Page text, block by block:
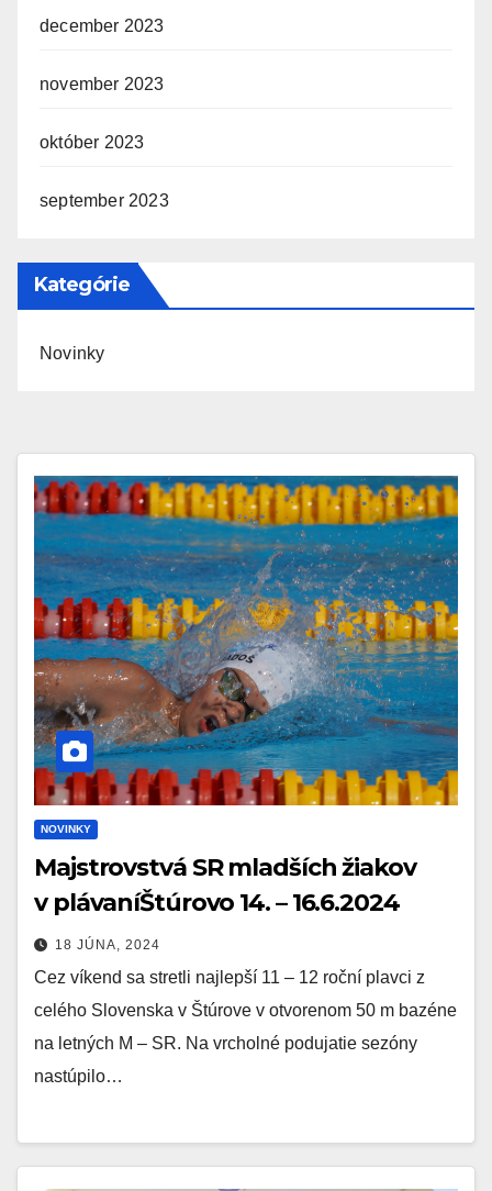
december 2023
november 2023
október 2023
september 2023
Kategórie
Novinky
NOVINKY
Majstrovstvá SR mladších žiakov
v plávaníŠtúrovo 14. – 16.6.2024
18 JÚNA, 2024
Cez víkend sa stretli najlepší 11 – 12 roční plavci z
celého Slovenska v Štúrove v otvorenom 50 m bazéne
na letných M – SR. Na vrcholné podujatie sezóny
nastúpilo…